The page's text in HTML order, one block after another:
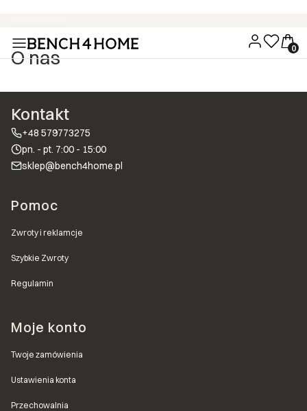
O nas
Kontakt
+48 579773275
pn. - pt. 7:00 - 15:00
sklep@bench4home.pl
Linki w stopce
Pomoc
Zwroty i reklamcje
Szybkie Zwroty
Regulamin
Moje konto
Twoje zamówienia
Ustawienia konta
Przechowalnia